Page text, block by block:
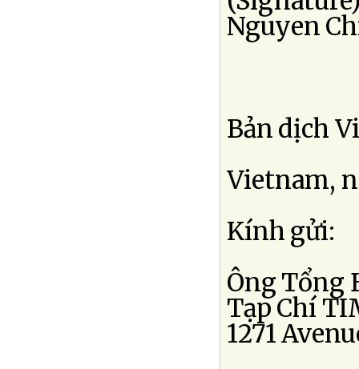
Nguyen
Bản dịch
Vietnam,
Kính gửi:
Ông Tổng
Tạp Chí
1271